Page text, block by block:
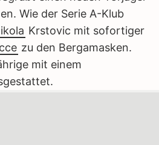
Wie der Serie A-Klub
Krstovic mit sofortiger
zu den Bergamasken.
mit einem